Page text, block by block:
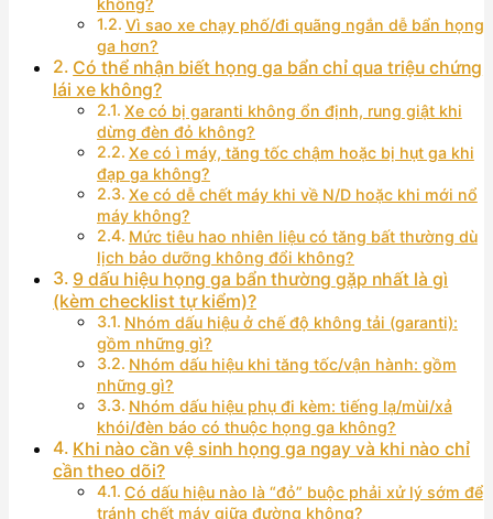
không?
Vì sao xe chạy phố/đi quãng ngắn dễ bẩn họng
ga hơn?
Có thể nhận biết họng ga bẩn chỉ qua triệu chứng
lái xe không?
Xe có bị garanti không ổn định, rung giật khi
dừng đèn đỏ không?
Xe có ì máy, tăng tốc chậm hoặc bị hụt ga khi
đạp ga không?
Xe có dễ chết máy khi về N/D hoặc khi mới nổ
máy không?
Mức tiêu hao nhiên liệu có tăng bất thường dù
lịch bảo dưỡng không đổi không?
9 dấu hiệu họng ga bẩn thường gặp nhất là gì
(kèm checklist tự kiểm)?
Nhóm dấu hiệu ở chế độ không tải (garanti):
gồm những gì?
Nhóm dấu hiệu khi tăng tốc/vận hành: gồm
những gì?
Nhóm dấu hiệu phụ đi kèm: tiếng lạ/mùi/xả
khói/đèn báo có thuộc họng ga không?
Khi nào cần vệ sinh họng ga ngay và khi nào chỉ
cần theo dõi?
Có dấu hiệu nào là “đỏ” buộc phải xử lý sớm để
tránh chết máy giữa đường không?